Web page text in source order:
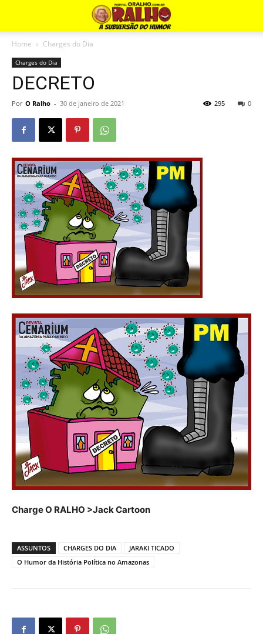
Home Charges do Dia
Charges do Dia
DECRETO
Por O Ralho - 30 de janeiro de 2021 0
295
Charge O RALHO >Jack Cartoon
ASSUNTOS CHARGES DO DIA
JARAKI TICADO
O Humor da História Política no Amazonas